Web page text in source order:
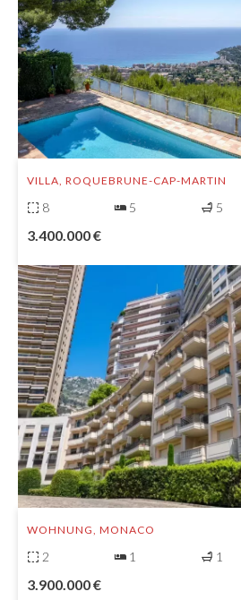
VILLA, ROQUEBRUNE-CAP-MARTIN
8 5 5
3.400.000 €
WOHNUNG, MONACO
2 1 1
3.900.000 €